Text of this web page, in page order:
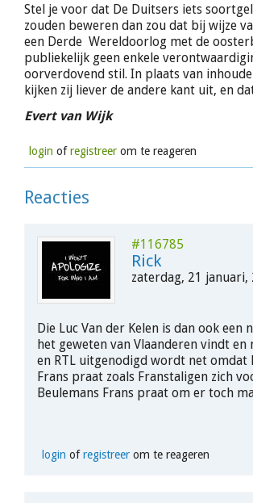
Stel je voor dat De Duitsers iets
zouden beweren dan zou dat bij wijze
een Derde Wereldoorlog met de
publiekelijk geen enkele
oorverdovend stil. In plaats van
kijken zij liever de andere kant uit, en
Evert van Wijk
login ofregistreerom te reageren
Reacties
#116785
Rick
zaterdag, 21 januari,
Die Luc Van der Kelen is dan ook
het geweten van Vlaanderen vindt
en RTL uitgenodigd wordt net
Frans praat zoals Franstaligen zich
Beulemans Frans praat om er toch
login ofregistreerom te reageren